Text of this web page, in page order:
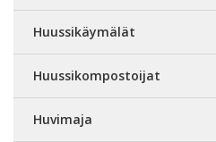
Huussikäymälät
Huussikompostoijat
Huvimaja